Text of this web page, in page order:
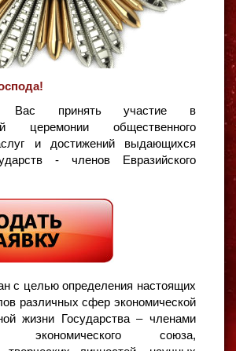
Вас принять участие в
церемонии общественного
и достижений выдающихся
- членов Евразийского
с целью определения настоящих
различных сфер экономической
жизни Государства – членами
экономического союза,